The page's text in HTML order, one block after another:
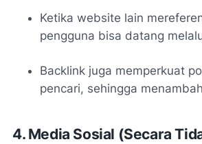
Ketika website lain
pengguna bisa datang
Backlink juga memperkuat
pencari, sehingga
4. Media Sosial (Secara